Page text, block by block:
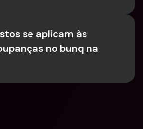
se aplicam às
no bunq na